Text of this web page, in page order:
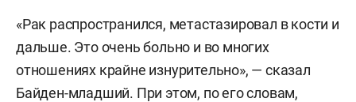
«Рак распространился, метастазировал в кости и
дальше. Это очень больно и во многих
отношениях крайне изнурительно», — сказал
Байден-младший. При этом, по его словам,